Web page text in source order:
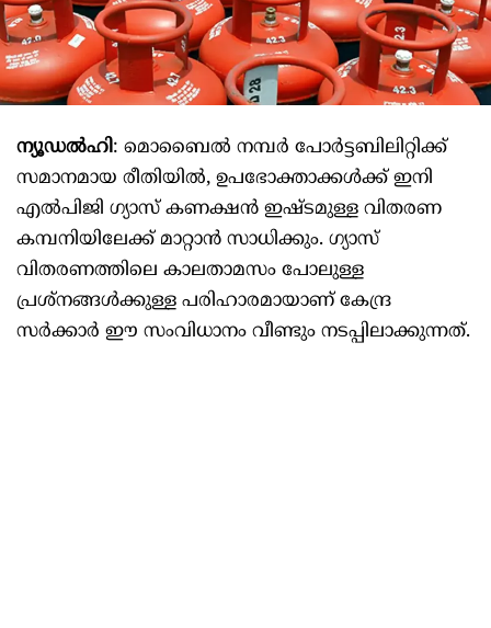
ന്യൂഡൽഹി: മൊബൈൽ നമ്പർ പോർട്ടബിലിറ്റിക്ക്
സമാനമായ രീതിയിൽ, ഉപഭോക്താക്കൾക്ക് ഇനി
എൽപിജി ഗ്യാസ് കണക്ഷൻ ഇഷ്ടമുള്ള വിതരണ
കമ്പനിയിലേക്ക് മാറ്റാൻ സാധിക്കും. ഗ്യാസ്
വിതരണത്തിലെ കാലതാമസം പോലുള്ള
പ്രശ്‌നങ്ങൾക്കുള്ള പരിഹാരമായാണ് കേന്ദ്ര
സർക്കാർ ഈ സംവിധാനം വീണ്ടും നടപ്പിലാക്കുന്നത്.